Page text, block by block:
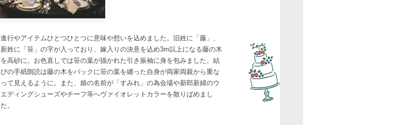
進行やアイテムひとつひとつに意味や想いを込めました。旧姓に「藤」、
新姓に「笹」の字が入っており、嫁入りの決意を込め3m以上になる藤の木
を高砂に。お色直しでは笹の葉が描かれた引き振袖に身を包みました。結
びの手紙朗読は藤の木をバックに笹の葉を纏った自身が両家両親から重な
って見えるように。また、娘の名前が「すみれ」の為会場や新郎新婦のウ
エディングシューズやチーフ等へヴァイオレットカラーを散りばめまし
た。